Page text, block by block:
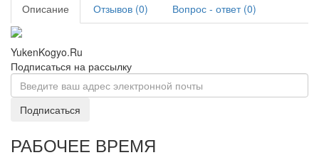
Описание Отзывов (0) Вопрос - ответ (0)
YukenKogyo.Ru
Подписаться на рассылку
Подписаться
РАБОЧЕЕ ВРЕМЯ